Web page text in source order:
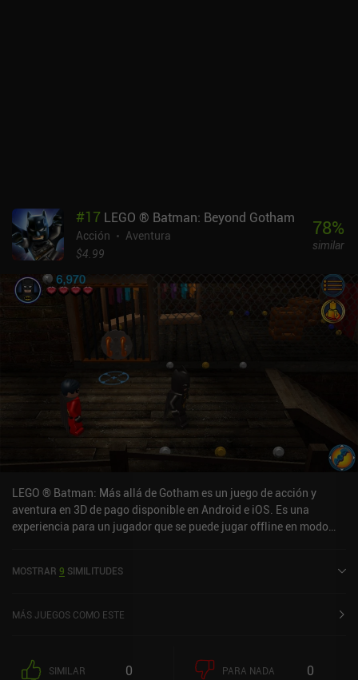
#17 LEGO ® Batman: Beyond Gotham
Acción
Aventura
$4.99
78%
similar
LEGO ® Batman: Más allá de Gotham es un juego de acción y
aventura en 3D de pago disponible en Android e iOS. Es una
experiencia para un jugador que se puede jugar offline en modo
agosto de 2015 y tiene una valoración actual de 3,6 sobre 5,0 en
MOSTRAR 9 SIMILITUDES
MÁS JUEGOS COMO ESTE
SIMILAR 0 PARA NADA 0